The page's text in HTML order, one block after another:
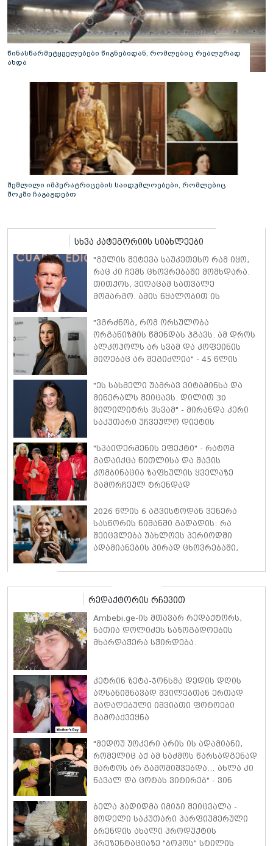
წინასწარმეტყველებები წიგნებიდან, რომლებიც რეალურად
ახდა
შეშლილი იმპერატრიცების საიდუმლოებები, რომლებიც
შოკში ჩაგაგდებთ
სხვა კატეგორიის სიახლეები
"გულის შეტევა საუკეთესო რამ იყო,
რაც კი ჩემს ცხოვრებაში მომხდარა.
თითქოს, ვიღაცამ სათვალე
მომარგო. ამის წყალობით ის
ვერ ვამჩნევდი" - ანტონიო ბანდერასი
"ვგრძნობ, რომ ორსულობა
ორგანიზმის წმენდას ჰგავს. ამ დროს
ალკოჰოლს არ სვამ და კოფეინის
მიღებაც არ შეგიძლია" - 45 წლის
იშვიათ კომენტარს აკეთებს
"ეს სასმელი უამრავ ვიტამინსა და
მინერალს შეიცავს. დილით 30
მილილიტრს ვსვამ" - მირანდა კერი
საკუთარი უჩვეულო დიეტის
"სპაიდერმენის ეფექტი" - რატომ
გადაიქცა წითლისა და შავის
კომბინაცია ზაფხულის ყველაზე
გამორჩეულ ტრენდად
2026 წლის 6 აგვისტოდან ვენერა
სასწორის ნიშანში გადადის: რა
შეიცვლება უახლოეს პერიოდში
ადამიანების პირად ცხოვრებაში,
ურთიერთობებში
რედაქტორის რჩევით
Ambebi.ge-ის მთავარ რედაქტორს,
ნათია დოლიძეს საზოგადოების
მხარდაჭერა სჭირდება.
კეტრინ ზეტა-ჯონსმა დედის დღის
აღსანიშნავად შვილებთან ერთად
გადაღებული იშვიათი ფოტოები
გამოაქვეყნა
"მედოუ უოკერი არის ის ადამიანი,
რომელიც აქ ამ საძმოს წარსადგენად
მარტოს არ გამომიშვებდა… ახლა კი
წავალ და ცოტას ვიტირებ" - ვინ
პოლ უოკერის ქალიშვილს ემოციური
სიტყვებით მიმართავს
ბელა ჰადიდმა იმიჯი შეიცვალა -
მოდელი საკუთარი პარფიუმერული
ბრენდის ახალი პროდუქტის
პრეზენტაციაზე "ბოჰოს" სტილის